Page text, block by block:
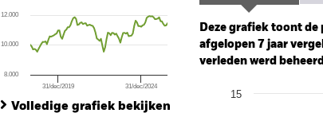
The chart has 1 X axis displaying Time. Range: 2018-05-01
The chart has 1 Y axis displaying values. Range: -20 to 40.
31/dec/2019 31/dec/2024
8.000
10.000
12.000
Volledige grafiek bekijken
Deze grafiek toont
afgelopen 7 jaar
verleden werd
Bar chart with 2 data
15